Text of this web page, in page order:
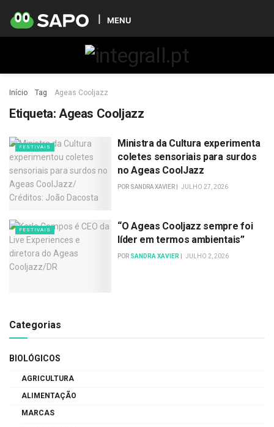
MENU
Início Tag Ageas Cooljazz
Etiqueta: Ageas Cooljazz
FESTIVAIS
Ministra da Cultura experimenta
coletes sensoriais para surdos
no Ageas CoolJazz
POR SANDRA XAVIER JULHO 27, 2026
FESTIVAIS
“O Ageas Cooljazz sempre foi
líder em termos ambientais”
POR SANDRA XAVIER JULHO 2, 2026
Categorias
BIOLÓGICOS
AGRICULTURA
ALIMENTAÇÃO
MARCAS